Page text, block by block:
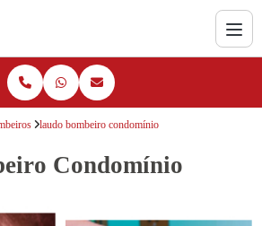
laudo bombeiro condomínio
Condomínio